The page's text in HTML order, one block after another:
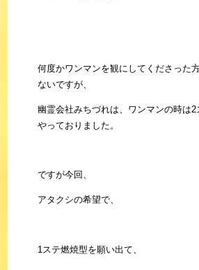
何度かワンマンを観にしてくださった
ないですが、
幽霊会社みちづれは、ワンマンの時は
やっておりました。
ですが今回、
アタクシの希望で、
1ステ燃焼型を願い出て、